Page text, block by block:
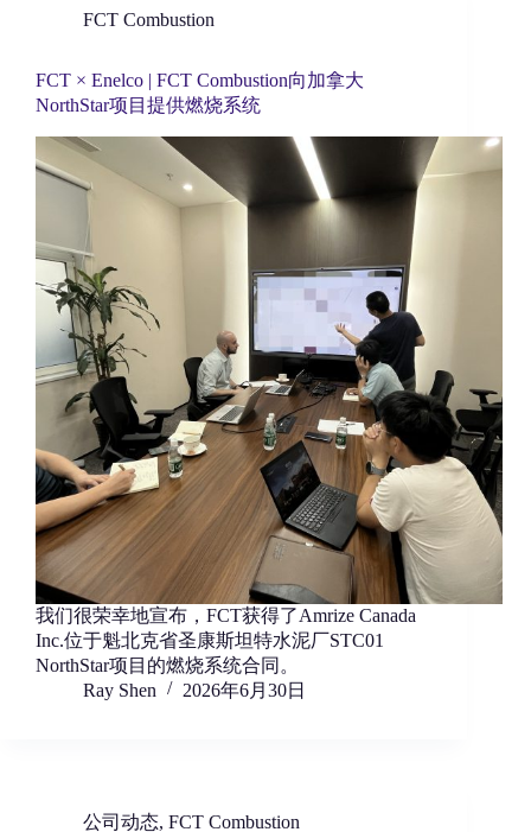
FCT Combustion
FCT × Enelco | FCT Combustion向加拿大
NorthStar项目提供燃烧系统
我们很荣幸地宣布，FCT获得了Amrize Canada
Inc.位于魁北克省圣康斯坦特水泥厂STC01
NorthStar项目的燃烧系统合同。
Ray Shen
2026年6月30日
公司动态, FCT Combustion